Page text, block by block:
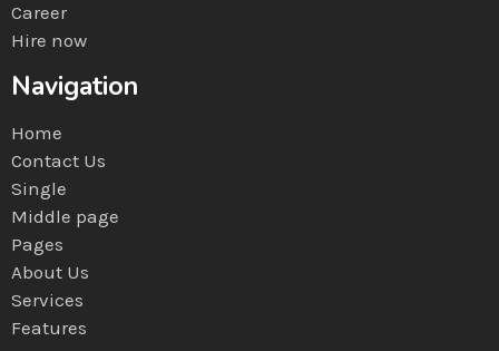
Career
Hire now
Navigation
Home
Contact Us
Single
Middle page
Pages
About Us
Services
Features